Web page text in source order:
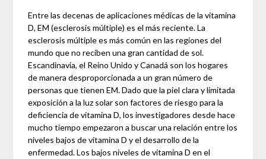
Entre las decenas de aplicaciones médicas de la vitamina
D, EM (esclerosis múltiple) es el más reciente. La
esclerosis múltiple es más común en las regiones del
mundo que no reciben una gran cantidad de sol.
Escandinavia, el Reino Unido y Canadá son los hogares
de manera desproporcionada a un gran número de
personas que tienen EM. Dado que la piel clara y limitada
exposición a la luz solar son factores de riesgo para la
deficiencia de vitamina D, los investigadores desde hace
mucho tiempo empezaron a buscar una relación entre los
niveles bajos de vitamina D y el desarrollo de la
enfermedad. Los bajos niveles de vitamina D en el